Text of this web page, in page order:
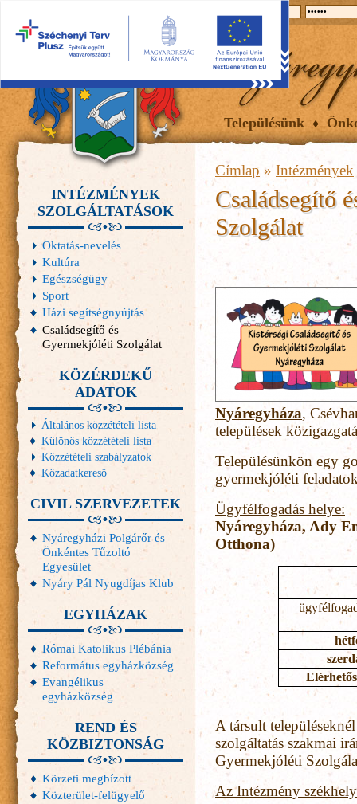
Településünk
Címlap » Intézmények
Családsegítő
Szolgálat
Nyáregyháza,
települések
Településünkön egy
gyermekjóléti
Ügyfélfogadás helye:
Nyáregyháza, Ady
Otthona)
A társult
szolgáltatás szakmai
Gyermekjóléti
Az Intézmény
INTÉZMÉNYEK
SZOLGÁLTATÁSOK
Oktatás-nevelés
Kultúra
Egészségügy
Sport
Házi segítségnyújtás
Családsegítő és
Gyermekjóléti Szolgálat
KÖZÉRDEKŰ
ADATOK
Általános közzétételi lista
Különös közzétételi lista
Közzétételi szabályzatok
Közadatkereső
CIVIL SZERVEZETEK
Nyáregyházi Polgárőr és
Önkéntes Tűzoltó
Egyesület
Nyáry Pál Nyugdíjas Klub
EGYHÁZAK
Római Katolikus Plébánia
Református egyházközség
Evangélikus
egyházközség
REND ÉS
KÖZBIZTONSÁG
Körzeti megbízott
Közterület-felügyelő